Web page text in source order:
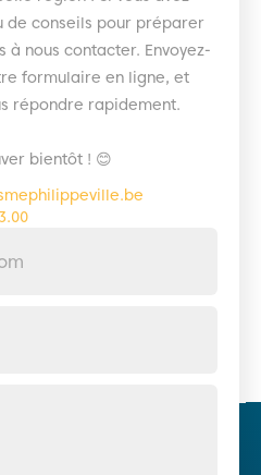
de conseils pour préparer
à nous contacter. Envoyez-
formulaire en ligne, et
répondre rapidement.
bientôt ! 😊